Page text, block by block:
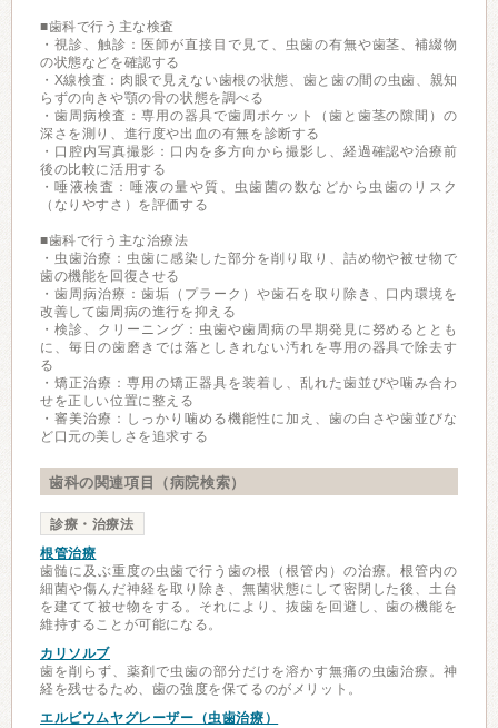
■歯科で行う主な検査
・視診、触診：医師が直接目で見て、虫歯の有無や歯茎、補綴物
の状態などを確認する
・X線検査：肉眼で見えない歯根の状態、歯と歯の間の虫歯、親知
らずの向きや顎の骨の状態を調べる
・歯周病検査：専用の器具で歯周ポケット（歯と歯茎の隙間）の
深さを測り、進行度や出血の有無を診断する
・口腔内写真撮影：口内を多方向から撮影し、経過確認や治療前
後の比較に活用する
・唾液検査：唾液の量や質、虫歯菌の数などから虫歯のリスク
（なりやすさ）を評価する
■歯科で行う主な治療法
・虫歯治療：虫歯に感染した部分を削り取り、詰め物や被せ物で
歯の機能を回復させる
・歯周病治療：歯垢（プラーク）や歯石を取り除き、口内環境を
改善して歯周病の進行を抑える
・検診、クリーニング：虫歯や歯周病の早期発見に努めるととも
に、毎日の歯磨きでは落としきれない汚れを専用の器具で除去す
る
・矯正治療：専用の矯正器具を装着し、乱れた歯並びや噛み合わ
せを正しい位置に整える
・審美治療：しっかり噛める機能性に加え、歯の白さや歯並びな
ど口元の美しさを追求する
歯科の関連項目（病院検索）
診療・治療法
根管治療
歯髄に及ぶ重度の虫歯で行う歯の根（根管内）の治療。根管内の
細菌や傷んだ神経を取り除き、無菌状態にして密閉した後、土台
を建てて被せ物をする。それにより、抜歯を回避し、歯の機能を
維持することが可能になる。
カリソルブ
歯を削らず、薬剤で虫歯の部分だけを溶かす無痛の虫歯治療。神
経を残せるため、歯の強度を保てるのがメリット。
エルビウムヤグレーザー（虫歯治療）